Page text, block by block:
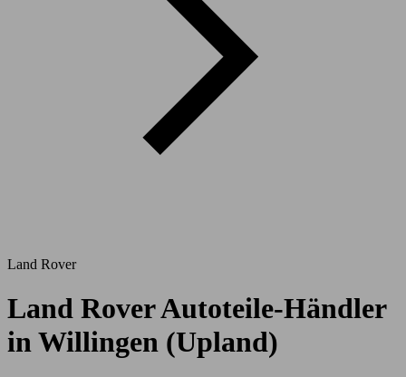
Land Rover
Land Rover Autoteile-Händler
in Willingen (Upland)